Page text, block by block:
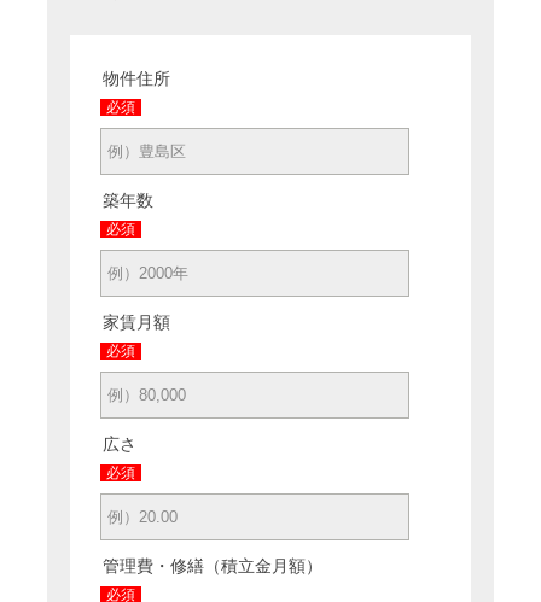
物件住所
必須
築年数
必須
家賃月額
必須
広さ
必須
管理費・修繕（積立金月額）
必須